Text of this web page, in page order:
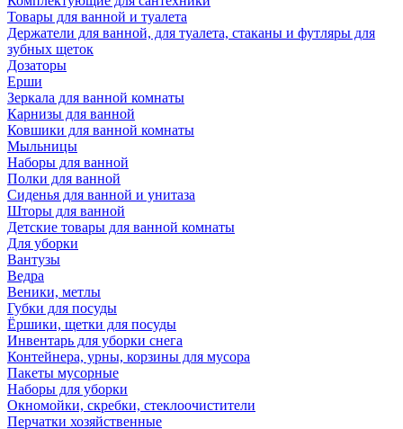
Товары для ванной и туалета
Держатели для ванной, для туалета, стаканы и футляры для
зубных щеток
Дозаторы
Ерши
Зеркала для ванной комнаты
Карнизы для ванной
Ковшики для ванной комнаты
Мыльницы
Наборы для ванной
Полки для ванной
Сиденья для ванной и унитаза
Шторы для ванной
Детские товары для ванной комнаты
Для уборки
Вантузы
Ведра
Веники, метлы
Губки для посуды
Ёршики, щетки для посуды
Инвентарь для уборки снега
Контейнера, урны, корзины для мусора
Пакеты мусорные
Наборы для уборки
Окномойки, скребки, стеклоочистители
Перчатки хозяйственные